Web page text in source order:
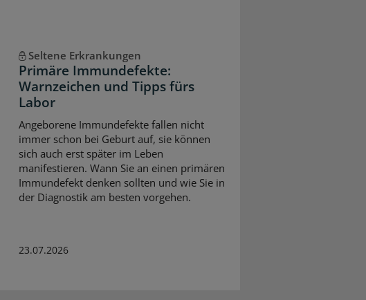
Seltene Erkrankungen
Primäre Immundefekte:
Warnzeichen und Tipps fürs
Labor
Angeborene Immundefekte fallen nicht
immer schon bei Geburt auf, sie können
sich auch erst später im Leben
manifestieren. Wann Sie an einen primären
Immundefekt denken sollten und wie Sie in
der Diagnostik am besten vorgehen.
23.07.2026